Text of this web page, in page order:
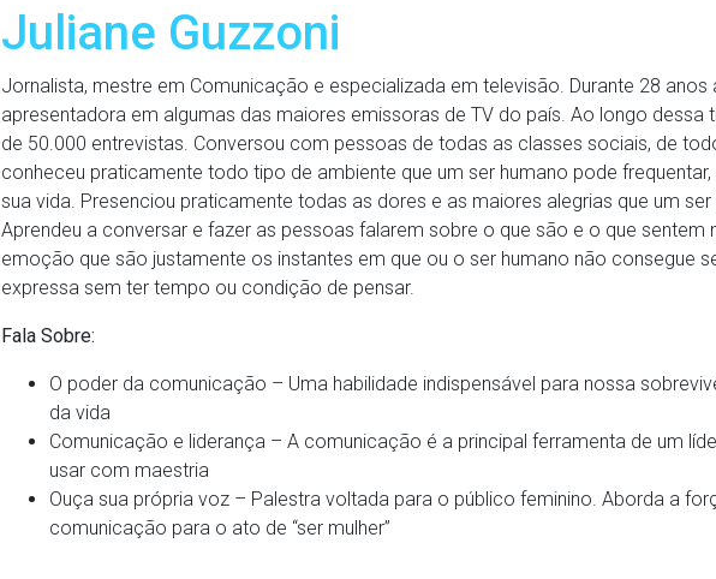
Juliane Guzzoni
Jornalista, mestre em Comunicação e especializada em televisão. Durante 28
apresentadora em algumas das maiores emissoras de TV do país. Ao longo dessa
de 50.000 entrevistas. Conversou com pessoas de todas as classes sociais, de
conheceu praticamente todo tipo de ambiente que um ser humano pode
sua vida. Presenciou praticamente todas as dores e as maiores alegrias que um
Aprendeu a conversar e fazer as pessoas falarem sobre o que são e o que
emoção que são justamente os instantes em que ou o ser humano não consegue
expressa sem ter tempo ou condição de pensar.
Fala Sobre:
O poder da comunicação – Uma habilidade indispensável para nossa
da vida
Comunicação e liderança – A comunicação é a principal ferramenta de um
usar com maestria
Ouça sua própria voz – Palestra voltada para o público feminino. Aborda a
comunicação para o ato de “ser mulher”